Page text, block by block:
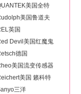
美国全特
美国鲁道夫
英国
Devil美国红魔鬼
德国
美国流变传感器
美国 籁科特
三洋